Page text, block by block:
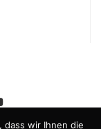
dass wir Ihnen die